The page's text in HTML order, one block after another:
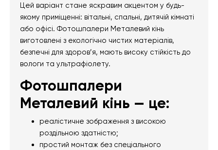
Цей варіант стане яскравим акцентом у будь-
якому приміщенні: вітальні, спальні, дитячій кімнаті
або офісі. Фотошпалери Металевий кінь
виготовлені з екологічно чистих матеріалів,
безпечні для здоров’я, мають високу стійкість до
вологи та ультрафіолету.
Фотошпалери
Металевий кінь — це:
реалістичне зображення з високою
роздільною здатністю;
простий монтаж без спеціального